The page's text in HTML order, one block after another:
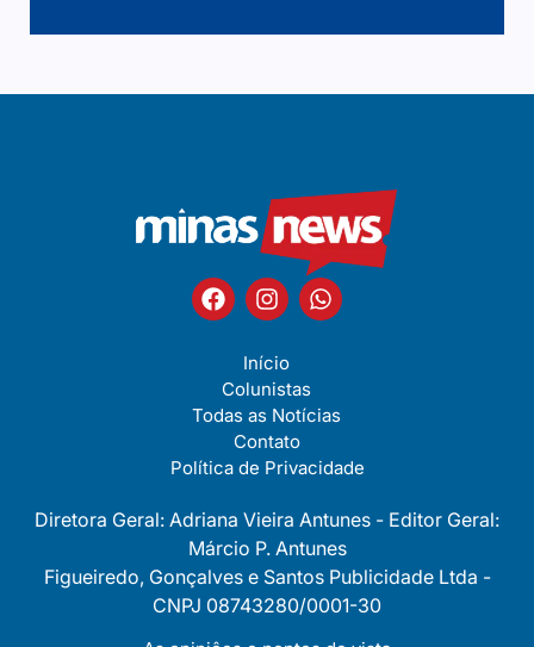
Início
Colunistas
Todas as Notícias
Contato
Política de Privacidade
Diretora Geral: Adriana Vieira Antunes - Editor Geral:
Márcio P. Antunes
Figueiredo, Gonçalves e Santos Publicidade Ltda -
CNPJ 08743280/0001-30